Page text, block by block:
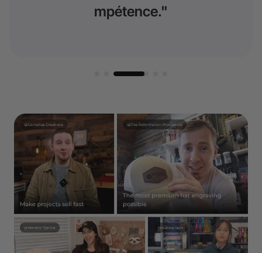
nalisées."